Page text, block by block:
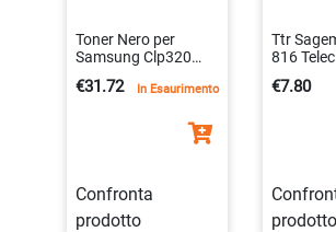
Toner Nero per
Samsung Clp320
3112539604417
€31.72 In Esaurimento
Confronta
prodotto
Ttr
816
Cx450
€7.80
prodotto